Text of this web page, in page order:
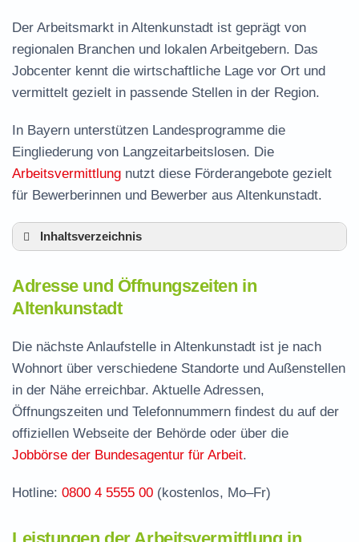
Der Arbeitsmarkt in Altenkunstadt ist geprägt von
regionalen Branchen und lokalen Arbeitgebern. Das
Jobcenter kennt die wirtschaftliche Lage vor Ort und
vermittelt gezielt in passende Stellen in der Region.
In Bayern unterstützen Landesprogramme die
Eingliederung von Langzeitarbeitslosen. Die
Arbeitsvermittlung nutzt diese Förderangebote gezielt
für Bewerberinnen und Bewerber aus Altenkunstadt.
Inhaltsverzeichnis
Leistungen der Arbeitsvermittlung in
Altenkunstadt
Termin vereinbaren und Bürgergeld beantragen
Jobcenter Lichtenfels – zuständige Stelle
Häufige Fragen rund ums Jobcenter
Adresse und Öffnungszeiten in
Altenkunstadt
Die nächste Anlaufstelle in Altenkunstadt ist je nach
Wohnort über verschiedene Standorte und Außenstellen
in der Nähe erreichbar. Aktuelle Adressen,
Öffnungszeiten und Telefonnummern findest du auf der
offiziellen Webseite der Behörde oder über die
Jobbörse der Bundesagentur für Arbeit.
Hotline: 0800 4 5555 00 (kostenlos, Mo–Fr)